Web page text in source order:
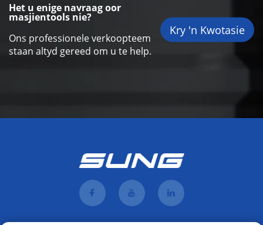
Het u enige navraag oor
masjientools nie?
Ons professionele verkoopteem
staan altyd gereed om u te help.
Kry 'n Kwotasie